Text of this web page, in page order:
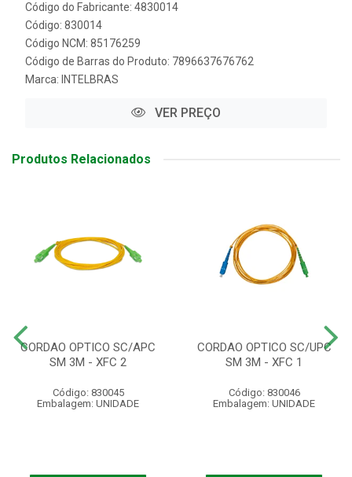
Código do Fabricante: 4830014
Código: 830014
Código NCM: 85176259
Código de Barras do Produto: 7896637676762
Marca: INTELBRAS
VER PREÇO
Produtos Relacionados
CORDAO OPTICO SC/APC
SM 3M - XFC 2
Código: 830045
Embalagem: UNIDADE
CORDAO OPTICO SC/UPC
SM 3M - XFC 1
Código: 830046
Embalagem: UNIDADE